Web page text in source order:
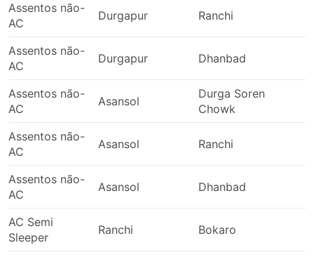
Assentos não-
AC
Durgapur Ranchi
Assentos não-
AC
Durgapur Dhanbad
Assentos não-
AC
Asansol
Durga Soren
Chowk
Assentos não-
AC
Asansol Ranchi
Assentos não-
AC
Asansol Dhanbad
AC Semi
Sleeper
Ranchi Bokaro